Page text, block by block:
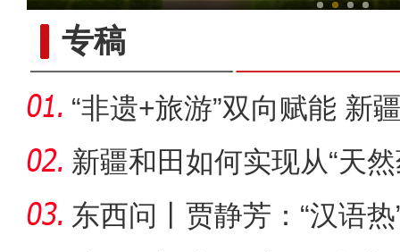
十年·数说 经济
专稿
“非遗+旅游”双向赋能 新
圈
新疆和田如何实现从“天
乡”
东西问丨贾静芳：“汉语